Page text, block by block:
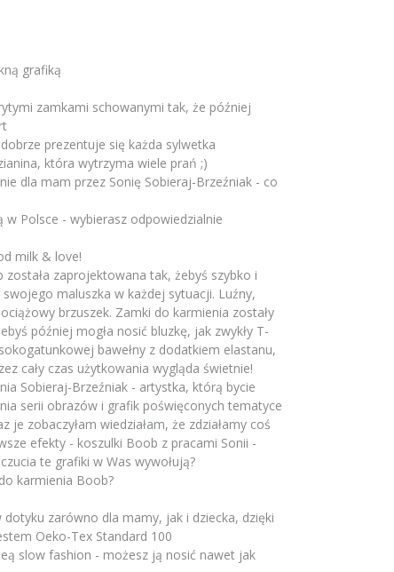
grafiką
zamkami schowanymi tak, że później
prezentuje się każda sylwetka
która wytrzyma wiele prań ;)
dla mam przez Sonię Sobieraj-Brzeźniak - co
Polsce - wybierasz odpowiedzialnie
milk & love!
zaprojektowana tak, żebyś szybko i
maluszka w każdej sytuacji. Luźny,
brzuszek. Zamki do karmienia zostały
później mogła nosić bluzkę, jak zwykły T-
bawełny z dodatkiem elastanu,
cały czas użytkowania wygląda świetnie!
Sobieraj-Brzeźniak - artystka, którą bycie
serii obrazów i grafik poświęconych tematyce
je zobaczyłam wiedziałam, że zdziałamy coś
efekty - koszulki Boob z pracami Sonii -
te grafiki w Was wywołują?
karmienia Boob?
zarówno dla mamy, jak i dziecka, dzięki
Oeko-Tex Standard 100
slow fashion - możesz ją nosić nawet jak